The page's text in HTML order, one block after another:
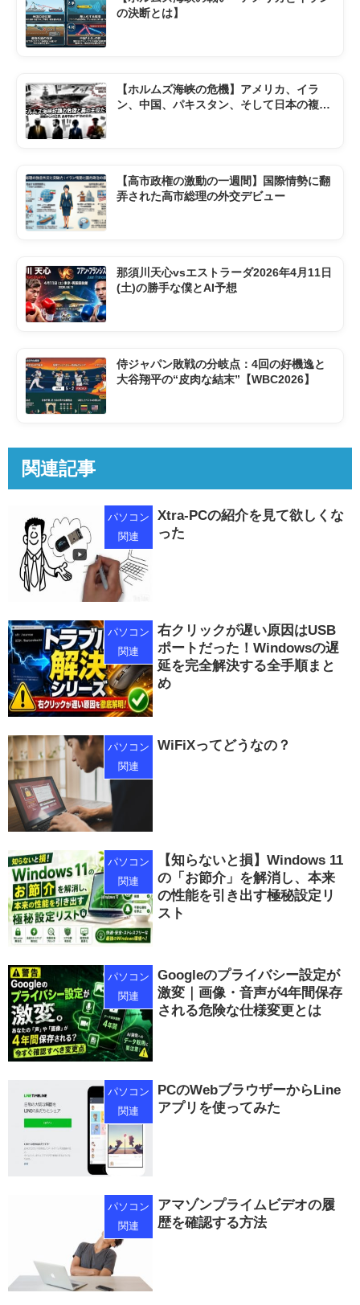
の決断とは】
【ホルムズ海峡の危機】アメリカ、イラ
ン、中国、パキスタン、そして日本の複雑
【高市政権の激動の一週間】国際情勢に翻
弄された高市総理の外交デビュー
那須川天心vsエストラーダ2026年4月11日
(土)の勝手な僕とAI予想
侍ジャパン敗戦の分岐点：4回の好機逸と
大谷翔平の“皮肉な結末”【WBC2026】
関連記事
パソコン
関連
Xtra-PCの紹介を見て欲しくな
った
パソコン
関連
右クリックが遅い原因はUSB
ポートだった！Windowsの遅
延を完全解決する全手順まと
め
パソコン
関連
WiFiXってどうなの？
パソコン
関連
【知らないと損】Windows 11
の「お節介」を解消し、本来
の性能を引き出す極秘設定リ
スト
パソコン
関連
Googleのプライバシー設定が
激変｜画像・音声が4年間保存
される危険な仕様変更とは
パソコン
関連
PCのWebブラウザーからLine
アプリを使ってみた
パソコン
関連
アマゾンプライムビデオの履
歴を確認する方法